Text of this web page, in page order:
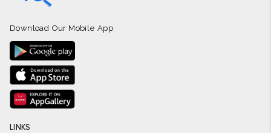
Download Our Mobile App
LINKS